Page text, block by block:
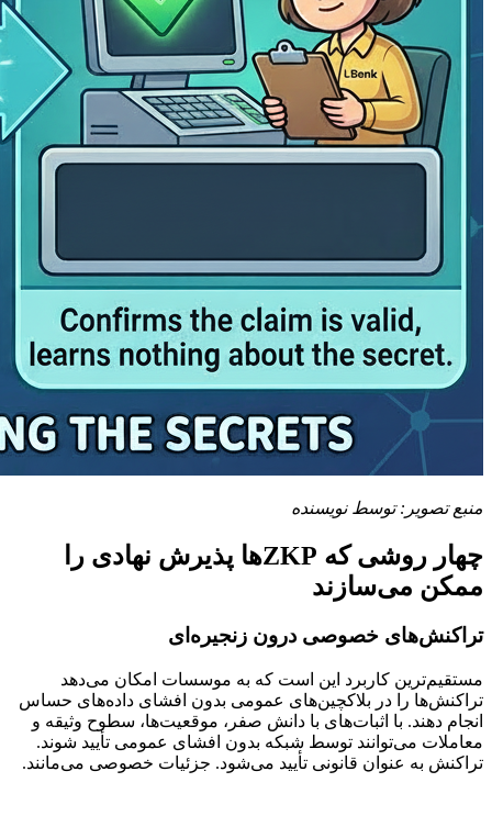
منبع تصویر: توسط نویسنده
چهار روشی که ZKPها پذیرش نهادی را
ممکن می‌سازند
تراکنش‌های خصوصی درون زنجیره‌ای
مستقیم‌ترین کاربرد این است که به موسسات امکان می‌دهد
تراکنش‌ها را در بلاکچین‌های عمومی بدون افشای داده‌های حساس
انجام دهند. با اثبات‌های با دانش صفر، موقعیت‌ها، سطوح وثیقه و
معاملات می‌توانند توسط شبکه بدون افشای عمومی تأیید شوند.
تراکنش به عنوان قانونی تأیید می‌شود. جزئیات خصوصی می‌مانند.